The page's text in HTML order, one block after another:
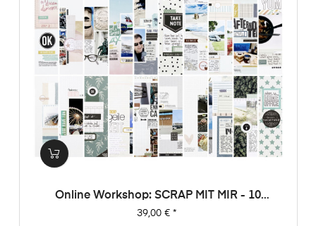
Online Workshop: SCRAP MIT MIR - 10
Sketche, 20 Layouts, Unendlich Viel
Preis
39,00 €*